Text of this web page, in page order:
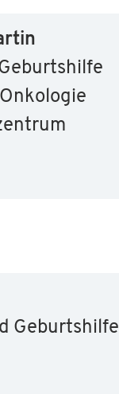
Geburtshilfe